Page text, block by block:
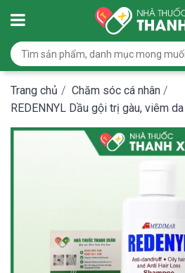
Trang chủ / Chăm sóc cá nhân /
REDENNYL Dầu gội trị gàu, viêm